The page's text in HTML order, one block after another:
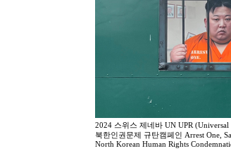
2024 스위스 제네바 UN UPR (Universal
북한인권문제 규탄캠페인 Arrest One,
North Korean Human Rights